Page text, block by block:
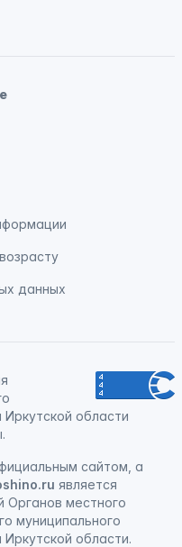
данных
области
сайтом, а
является
Органов местного
муниципального
области.